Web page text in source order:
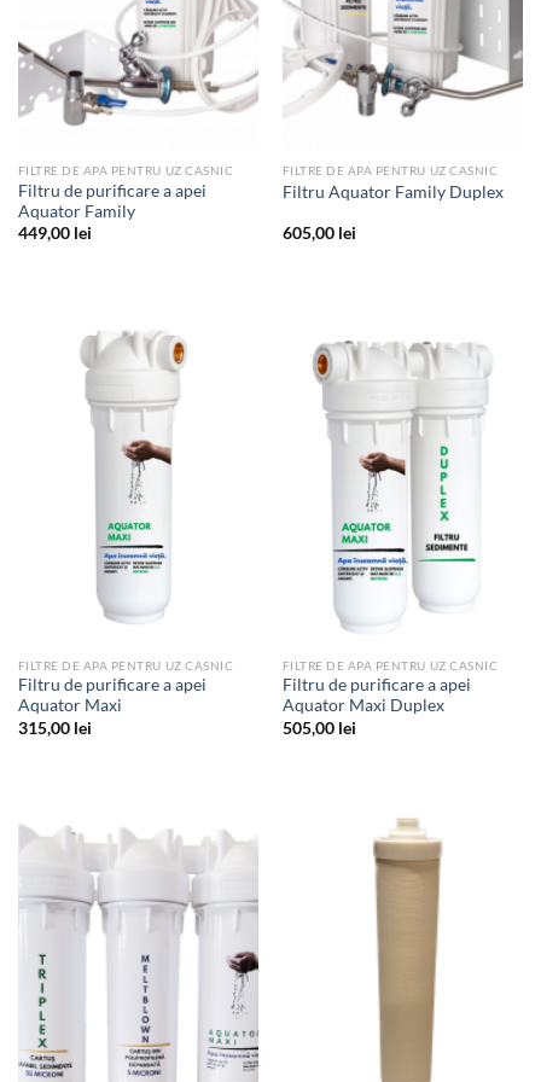
FILTRE DE APA PENTRU UZ CASNIC
Filtru de purificare a apei
Aquator Family
449,00 lei
FILTRE DE APA PENTRU UZ CASNIC
Filtru Aquator Family Duplex
605,00 lei
FILTRE DE APA PENTRU UZ CASNIC
Filtru de purificare a apei
Aquator Maxi
315,00 lei
FILTRE DE APA PENTRU UZ CASNIC
Filtru de purificare a apei
Aquator Maxi Duplex
505,00 lei